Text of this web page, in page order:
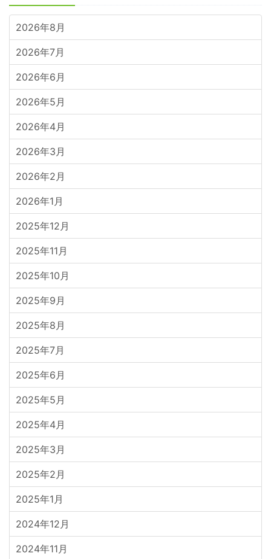
2026年8月
2026年7月
2026年6月
2026年5月
2026年4月
2026年3月
2026年2月
2026年1月
2025年12月
2025年11月
2025年10月
2025年9月
2025年8月
2025年7月
2025年6月
2025年5月
2025年4月
2025年3月
2025年2月
2025年1月
2024年12月
2024年11月